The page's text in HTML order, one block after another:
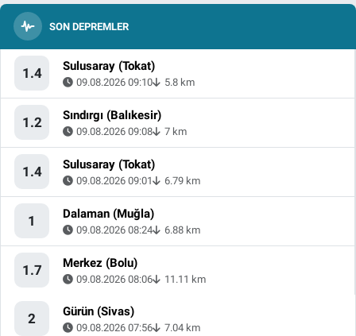
SON DEPREMLER
1.4 Sulusaray (Tokat)
09.08.2026 09:10 5.8 km
1.2 Sındırgı (Balıkesir)
09.08.2026 09:08 7 km
1.4 Sulusaray (Tokat)
09.08.2026 09:01 6.79 km
1 Dalaman (Muğla)
09.08.2026 08:24 6.88 km
1.7 Merkez (Bolu)
09.08.2026 08:06 11.11 km
2 Gürün (Sivas)
09.08.2026 07:56 7.04 km